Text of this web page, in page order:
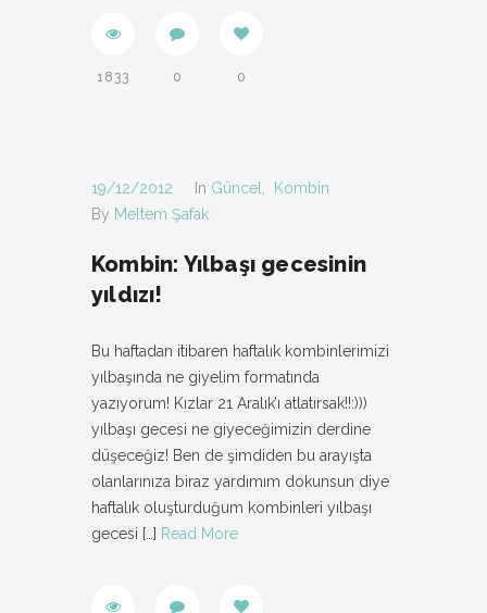
1833 0 0
19/12/2012 In Güncel
Kombin
By Meltem Şafak
Kombin: Yılbaşı gecesinin
yıldızı!
Bu haftadan itibaren haftalık kombinlerimizi
yılbaşında ne giyelim formatında
yazıyorum! Kızlar 21 Aralık’ı atlatırsak!!:)))
yılbaşı gecesi ne giyeceğimizin derdine
düşeceğiz! Ben de şimdiden bu arayışta
olanlarınıza biraz yardımım dokunsun diye
haftalık oluşturduğum kombinleri yılbaşı
gecesi […] Read More